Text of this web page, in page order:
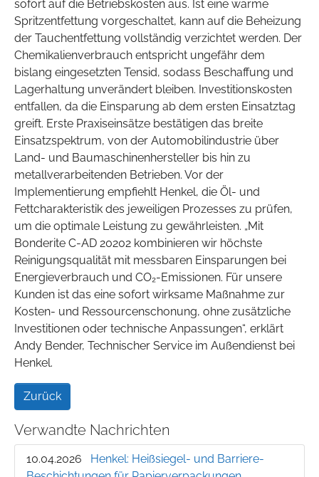
sofort auf die Betriebskosten aus. Ist eine warme
Spritzentfettung vorgeschaltet, kann auf die Beheizung
der Tauchentfettung vollständig verzichtet werden. Der
Chemikalienverbrauch entspricht ungefähr dem
bislang eingesetzten Tensid, sodass Beschaffung und
Lagerhaltung unverändert bleiben. Investitionskosten
entfallen, da die Einsparung ab dem ersten Einsatztag
greift. Erste Praxiseinsätze bestätigen das breite
Einsatzspektrum, von der Automobilindustrie über
Land- und Baumaschinenhersteller bis hin zu
metallverarbeitenden Betrieben. Vor der
Implementierung empfiehlt Henkel, die Öl- und
Fettcharakteristik des jeweiligen Prozesses zu prüfen,
um die optimale Leistung zu gewährleisten. „Mit
Bonderite C-AD 20202 kombinieren wir höchste
Reinigungsqualität mit messbaren Einsparungen bei
Energieverbrauch und CO₂-Emissionen. Für unsere
Kunden ist das eine sofort wirksame Maßnahme zur
Kosten- und Ressourcenschonung, ohne zusätzliche
Investitionen oder technische Anpassungen“, erklärt
Andy Bender, Technischer Service im Außendienst bei
Henkel.
Zurück
Verwandte Nachrichten
10.04.2026
Henkel: Heißsiegel- und Barriere-